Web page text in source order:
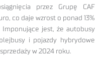
przez Grupę CAF
co daje wzrost o ponad 13%
jest, że autobusy
i pojazdy hybrydowe
w 2024 roku.